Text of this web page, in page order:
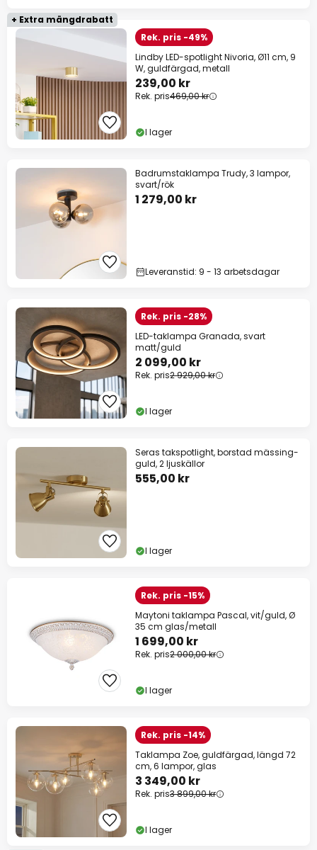
+ Extra mängdrabatt
Rek. pris -49%
Lindby LED-spotlight Nivoria, Ø11 cm, 9
W, guldfärgad, metall
239,00 kr
Rek. pris469,00 kr
I lager
Badrumstaklampa Trudy, 3 lampor,
svart/rök
1 279,00 kr
Leveranstid: 9 - 13 arbetsdagar
Rek. pris -28%
LED-taklampa Granada, svart
matt/guld
2 099,00 kr
Rek. pris2 929,00 kr
I lager
Seras takspotlight, borstad mässing-
guld, 2 ljuskällor
555,00 kr
I lager
Rek. pris -15%
Maytoni taklampa Pascal, vit/guld, Ø
35 cm glas/metall
1 699,00 kr
Rek. pris2 000,00 kr
I lager
Rek. pris -14%
Taklampa Zoe, guldfärgad, längd 72
cm, 6 lampor, glas
3 349,00 kr
Rek. pris3 899,00 kr
I lager